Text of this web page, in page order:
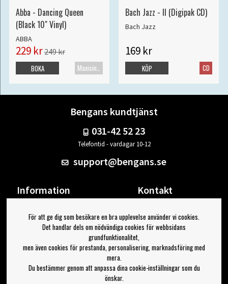
Abba - Dancing Queen
(Black 10" Vinyl)
ABBA
229 kr249 kr
Maxisingel
BOKA
Bach Jazz - II (Digipak CD)
Bach Jazz
169 kr
CD
KÖP
Bengans kundtjänst
031-42 52 23
Telefontid - vardagar 10-12
support@bengans.se
Information
Om Bengans
FAQ / Köp- & Leveransvillkor
Kontakt
Din sida
Logga ut
Jag vill ha tips från Bengans
För att ge dig som besökare en bra upplevelse använder vi cookies.
Det handlar dels om nödvändiga cookies för webbsidans
grundfunktionalitet,
men även cookies för prestanda, personalisering, marknadsföring med
mera.
Du bestämmer genom att anpassa dina cookie-inställningar som du
önskar.